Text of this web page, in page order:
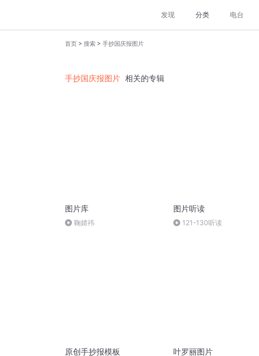
发现 分类 电台
首页 > 搜索 > 手抄国庆报图片
手抄国庆报图片 相关的专辑
图片库
鞠婧祎
图片听读
121-130听读
原创手抄报模板 叶罗丽图片